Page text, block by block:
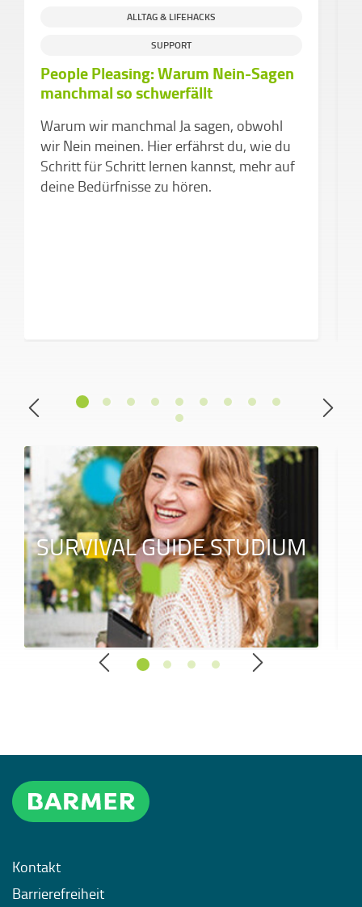
ALLTAG & LIFEHACKS
SUPPORT
People Pleasing: Warum Nein-Sagen
manchmal so schwerfällt
Warum wir manchmal Ja sagen, obwohl
wir Nein meinen. Hier erfährst du, wie du
Schritt für Schritt lernen kannst, mehr auf
deine Bedürfnisse zu hören.
SURVIVAL GUIDE STUDIUM
Kontakt
Barrierefreiheit